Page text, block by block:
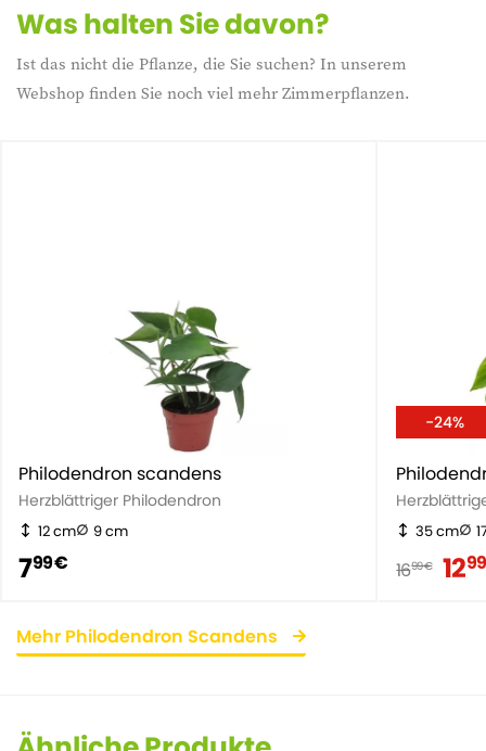
Was halten Sie davon?
Ist das nicht die Pflanze, die Sie suchen? In unserem
Webshop finden Sie noch viel mehr Zimmerpflanzen.
Philodendron scandens
Herzblättriger Philodendron
12 cm 9 cm
799 €
-24%
35 cm
1699 € 12
Mehr Philodendron Scandens